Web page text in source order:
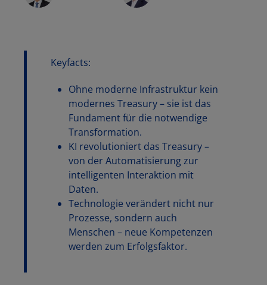
Keyfacts:
Ohne moderne Infrastruktur kein
modernes Treasury – sie ist das
Fundament für die notwendige
Transformation.
KI revolutioniert das Treasury –
von der Automatisierung zur
intelligenten Interaktion mit
Daten.
Technologie verändert nicht nur
Prozesse, sondern auch
Menschen – neue Kompetenzen
werden zum Erfolgsfaktor.